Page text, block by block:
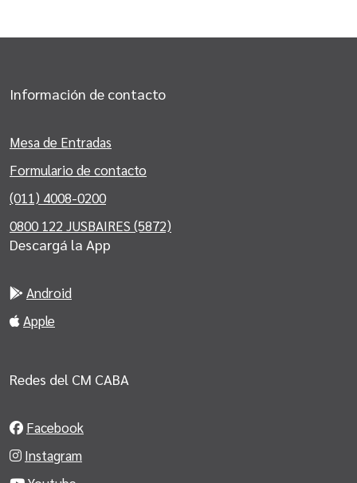
Información de contacto
Mesa de Entradas
Formulario de contacto
(011) 4008-0200
0800 122 JUSBAIRES (5872)
Descargá la App
Android
Apple
Redes del CM CABA
Facebook
Instagram